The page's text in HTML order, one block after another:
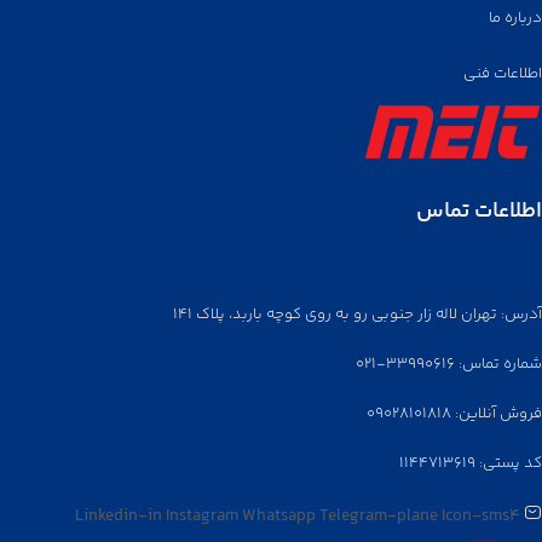
درباره ما
اطلاعات فنی
اطلاعات تماس
آدرس: تهران لاله زار جنوبی رو به روی کوچه باربد، پلاک ۱۴۱
شماره تماس: ۳۳۹۹۰۶۱۶-۰۲۱
فروش آنلاین: ۰۹۰۲۸۱۰۱۸۱۸
کد پستی: ۱۱۴۴۷۱۳۶۱۹
Linkedin-in InstagramWhatsappTelegram-planeIcon-sms4